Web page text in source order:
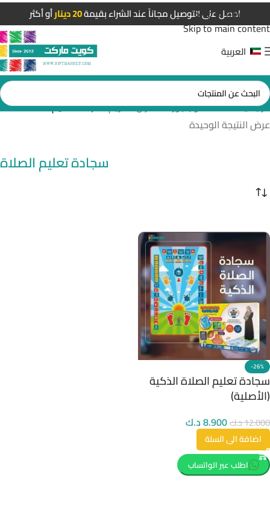
Skip to navigation
Skip to main content
احصل على التوصيل مجاناً عند الشراء بقيمة20 دينار أو أكثر
العربية
الرئيسية/سماعات واباجورات القرآن الكريم/سجادة تعليم الصلاة
عرض النتيجة الوحيدة
سجادة تعليم الصلاة
-26%
سجادة تعليم الصلاة الذكية
(الأصلية)
12.000د.ك8.900د.ك
اضافة الى السلة
اطلب عبر الواتساب